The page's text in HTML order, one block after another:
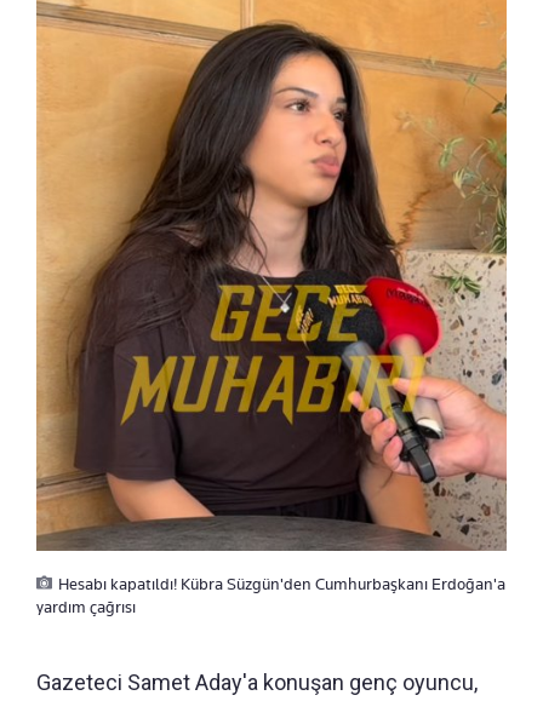
Hesabı kapatıldı! Kübra Süzgün'den Cumhurbaşkanı Erdoğan'a
yardım çağrısı
Gazeteci Samet Aday'a konuşan genç oyuncu,